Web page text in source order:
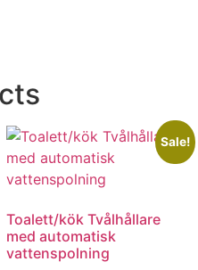
Sale!
Toalett/kök Tvålhållare
med automatisk
vattenspolning